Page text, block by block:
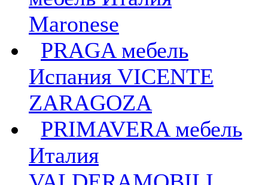
Maronese
PRAGA мебель
Испания VICENTE
ZARAGOZA
PRIMAVERA мебель
Италия